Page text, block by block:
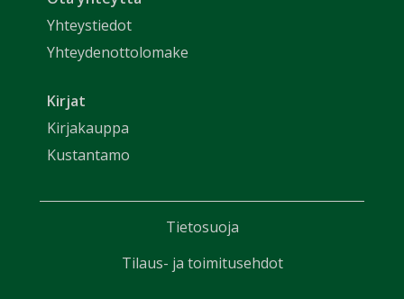
Yhteystiedot
Yhteydenottolomake
Kirjat
Kirjakauppa
Kustantamo
Tietosuoja
Tilaus- ja toimitusehdot